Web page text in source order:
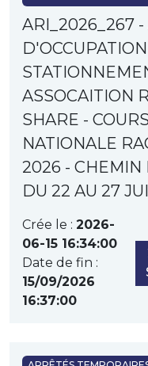
ARI_2026_267 -
ASSOCAITION
SHARE -
NATIONALE
2026 - CHEMIN
DU 22 AU 27
Crée le : 2026-
06-15 16:34:00
Date de fin :
15/09/2026
16:37:00